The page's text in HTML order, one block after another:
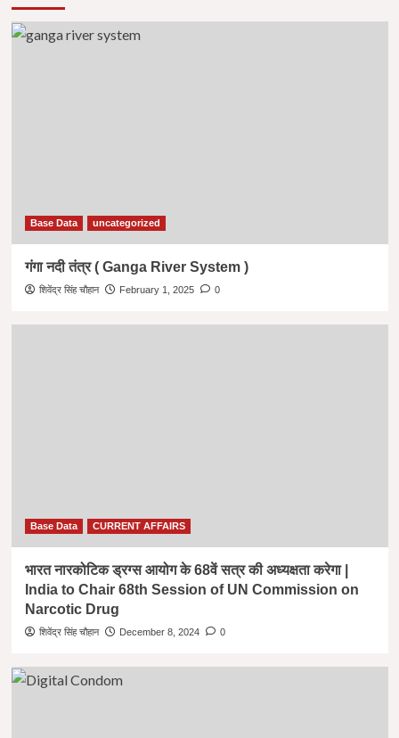
Base Data uncategorized
गंगा नदी तंत्र ( Ganga River System )
शिवेंद्र सिंह चौहान February 1, 2025 0
Base Data CURRENT AFFAIRS
भारत नारकोटिक ड्रग्स आयोग के 68वें सत्र की अध्यक्षता करेगा |
India to Chair 68th Session of UN Commission on
Narcotic Drug
शिवेंद्र सिंह चौहान December 8, 2024 0